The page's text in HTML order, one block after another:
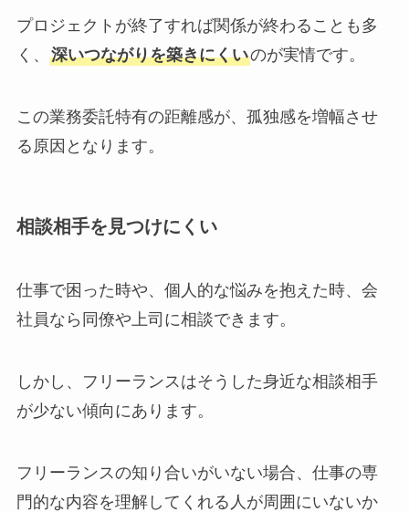
プロジェクトが終了すれば関係が終わることも多
く、 深いつながりを築きにくいのが実情です。
この業務委託特有の距離感が、孤独感を増幅させ
る原因となります。
相談相手を見つけにくい
仕事で困った時や、個人的な悩みを抱えた時、会
社員なら同僚や上司に相談できます。
しかし、フリーランスはそうした身近な相談相手
が少ない傾向にあります。
フリーランスの知り合いがいない場合、仕事の専
門的な内容を理解してくれる人が周囲にいないか